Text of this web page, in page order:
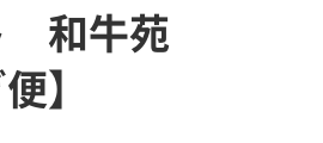
和牛苑
】